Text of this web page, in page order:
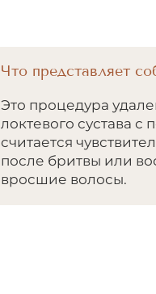
Что представляет
Это процедура
локтевого сустава
считается
после бритвы или
вросшие волосы.